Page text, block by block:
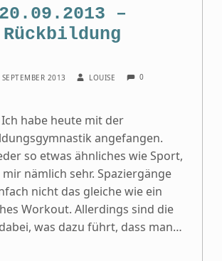
20.09.2013 –
Rückbildung
2013 LOUISE 0
Ich habe heute mit der
angefangen.
so etwas ähnliches wie Sport,
nämlich sehr. Spaziergänge
nicht das gleiche wie ein
Workout. Allerdings sind die
was dazu führt, dass man…